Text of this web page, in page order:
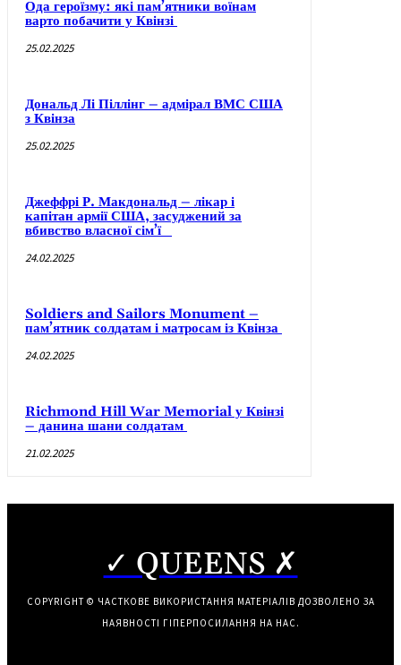
Ода героїзму: які пам’ятники воїнам
варто побачити у Квінзі
25.02.2025
Дональд Лі Піллінг – адмірал ВМС США
з Квінза
25.02.2025
Джеффрі Р. Макдональд – лікар і
капітан армії США, засуджений за
вбивство власної сім’ї
24.02.2025
Soldiers and Sailors Monument –
пам’ятник солдатам і матросам із Квінза
24.02.2025
Richmond Hill War Memorial у Квінзі
– данина шани солдатам
21.02.2025
✓ QUEENS ✗
COPYRIGHT © ЧАСТКОВЕ ВИКОРИСТАННЯ МАТЕРІАЛІВ ДОЗВОЛЕНО ЗА
НАЯВНОСТІ ГІПЕРПОСИЛАННЯ НА НАС.